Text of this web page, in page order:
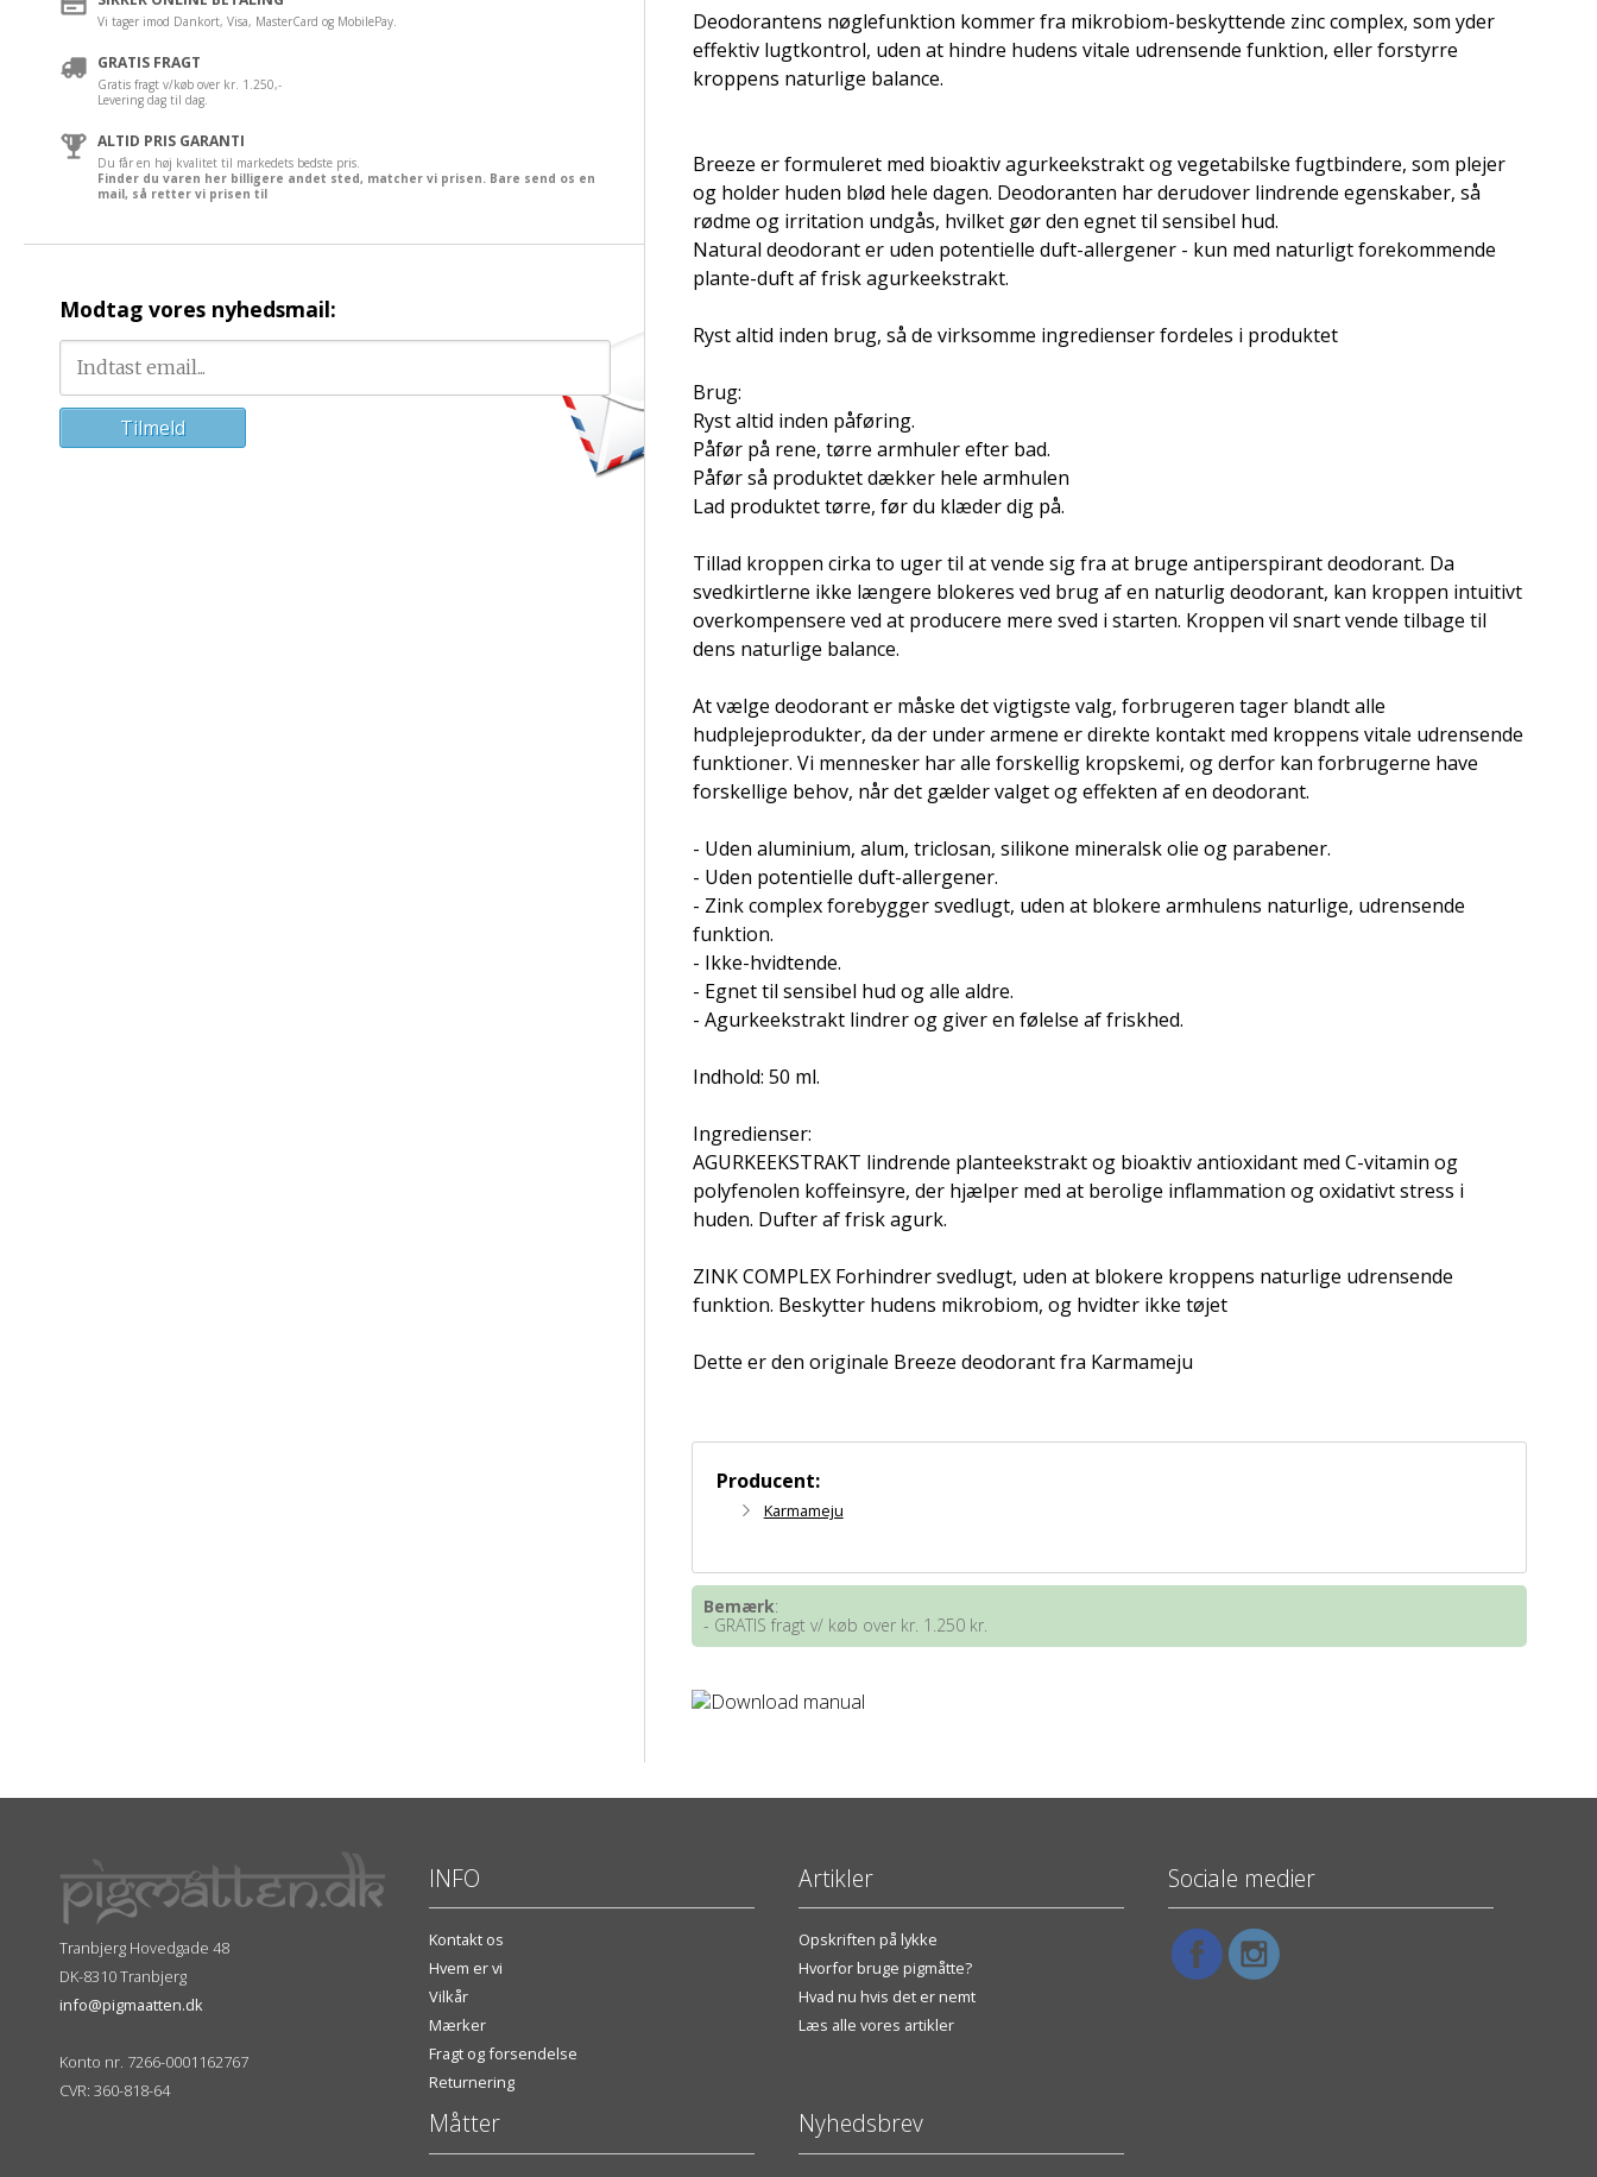
Deodorantens nøglefunktion kommer fra mikrobiom-beskyttende zinc complex, som yder
effektiv lugtkontrol, uden at hindre hudens vitale udrensende funktion, eller forstyrre
kroppens naturlige balance.
Breeze er formuleret med bioaktiv agurkeekstrakt og vegetabilske fugtbindere, som plejer
og holder huden blød hele dagen. Deodoranten har derudover lindrende egenskaber, så
rødme og irritation undgås, hvilket gør den egnet til sensibel hud.
Natural deodorant er uden potentielle duft-allergener - kun med naturligt forekommende
plante-duft af frisk agurkeekstrakt.
Ryst altid inden brug, så de virksomme ingredienser fordeles i produktet
Brug:
Ryst altid inden påføring.
Påfør på rene, tørre armhuler efter bad.
Påfør så produktet dækker hele armhulen
Lad produktet tørre, før du klæder dig på.
Tillad kroppen cirka to uger til at vende sig fra at bruge antiperspirant deodorant. Da
svedkirtlerne ikke længere blokeres ved brug af en naturlig deodorant, kan kroppen intuitivt
overkompensere ved at producere mere sved i starten. Kroppen vil snart vende tilbage til
dens naturlige balance.
At vælge deodorant er måske det vigtigste valg, forbrugeren tager blandt alle
hudplejeprodukter, da der under armene er direkte kontakt med kroppens vitale udrensende
funktioner. Vi mennesker har alle forskellig kropskemi, og derfor kan forbrugerne have
forskellige behov, når det gælder valget og effekten af en deodorant.
- Uden aluminium, alum, triclosan, silikone mineralsk olie og parabener.
- Uden potentielle duft-allergener.
- Zink complex forebygger svedlugt, uden at blokere armhulens naturlige, udrensende
funktion.
- Ikke-hvidtende.
- Egnet til sensibel hud og alle aldre.
- Agurkeekstrakt lindrer og giver en følelse af friskhed.
Indhold: 50 ml.
Ingredienser:
AGURKEEKSTRAKT lindrende planteekstrakt og bioaktiv antioxidant med C-vitamin og
polyfenolen koffeinsyre, der hjælper med at berolige inflammation og oxidativt stress i
huden. Dufter af frisk agurk.
ZINK COMPLEX Forhindrer svedlugt, uden at blokere kroppens naturlige udrensende
funktion. Beskytter hudens mikrobiom, og hvidter ikke tøjet
Dette er den originale Breeze deodorant fra Karmameju
Producent:
Karmameju
Bemærk:
- GRATIS fragt v/ køb over kr. 1.250 kr.
Download manual
Vi tager imod Dankort, Visa, MasterCard og MobilePay.
GRATIS FRAGT
Gratis fragt v/køb over kr. 1.250,-
Levering dag til dag.
ALTID PRIS GARANTI
Du får en høj kvalitet til markedets bedste pris.
Finder du varen her billigere andet sted, matcher vi prisen. Bare send os en
mail, så retter vi prisen til
Modtag vores nyhedsmail:
Tranbjerg Hovedgade 48
DK-8310 Tranbjerg
info@pigmaatten.dk
Konto nr. 7266-0001162767
CVR: 360-818-64
INFO
Kontakt os
Hvem er vi
Vilkår
Mærker
Fragt og forsendelse
Returnering
Måtter
Artikler
Opskriften på lykke
Hvorfor bruge pigmåtte?
Hvad nu hvis det er nemt
Læs alle vores artikler
Nyhedsbrev
Sociale medier